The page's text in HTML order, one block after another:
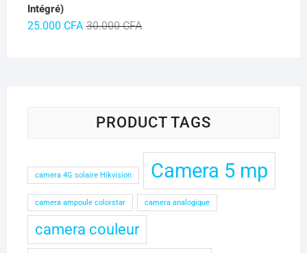
Intégré)
30.000CFALe
25.000 CFA
Le
PRODUCT TAGS
camera 4G solaire Hikvision Camera 5 mp
camera ampoule colorstar camera analogique
camera couleur